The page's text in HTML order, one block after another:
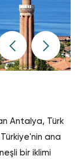
tüm hizmetleri
günlük kısa bir
edilmiş tatil için
cevap verecektir.
gözden
Antalya, Türk
ana
bir iklimi